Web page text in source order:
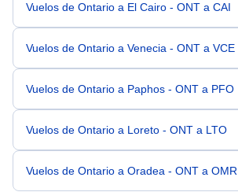
Vuelos de Ontario a El Cairo - ONT a CAI
Vuelos de Ontario a Venecia - ONT a VCE
Vuelos de Ontario a Paphos - ONT a PFO
Vuelos de Ontario a Loreto - ONT a LTO
Vuelos de Ontario a Oradea - ONT a OMR